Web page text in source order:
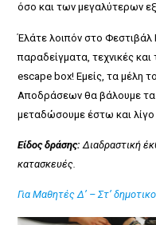
όσο και των μεγαλύτερων
Έλάτε λοιπόν στο Φεστιβάλ
παραδείγματα, τεχνικές
escape box! Εμείς, τα μέλη
Αποδράσεων θα βάλουμε
μεταδώσουμε έστω και
Είδος δράσης: Διαδραστική
κατασκευές.
Για Μαθητές Δ’ – Στ’